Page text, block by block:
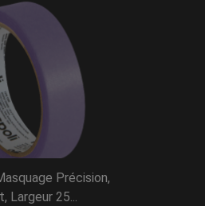
Précision,
Largeur 25...